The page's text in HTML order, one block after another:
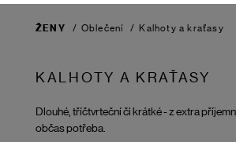
ŽENY / Oblečení / Kalhoty a kraťasy
KALHOTY A KRAŤASY
Dlouhé, tříčtvrteční či krátké - z extra
občas potřeba.